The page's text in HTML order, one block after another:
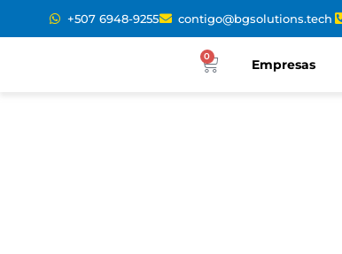
+507 6948-9255 contigo@bgsolutions.tech
0
Empresas